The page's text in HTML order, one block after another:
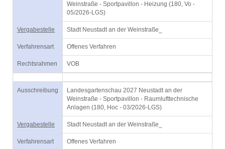
Weinstraße - Sportpavillon - Heizung (180, Vo -
05/2026-LGS)
Vergabestelle Stadt Neustadt an der Weinstraße_
Verfahrensart Offenes Verfahren
Rechtsrahmen VOB
Ausschreibung
Landesgartenschau 2027 Neustadt an der
Weinstraße - Sportpavillon - Raumlufttechnische
Anlagen (180, Hoc - 03/2026-LGS)
Vergabestelle Stadt Neustadt an der Weinstraße_
Verfahrensart Offenes Verfahren